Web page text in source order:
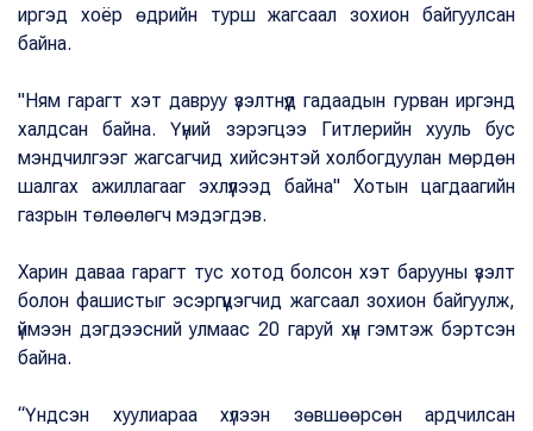
иргэд хоёр өдрийн турш жагсаал зохион байгуулсан
байна.
"Ням гарагт хэт давруу үзэлтнүүд гадаадын гурван иргэнд
халдсан байна. Үүний зэрэгцээ Гитлерийн хууль бус
мэндчилгээг жагсагчид хийсэнтэй холбогдуулан мөрдөн
шалгах ажиллагааг эхлүүлээд байна" Хотын цагдаагийн
газрын төлөөлөгч мэдэгдэв.
Харин даваа гарагт тус хотод болсон хэт барууны үзэлт
болон фашистыг эсэргүүцэгчид жагсаал зохион байгуулж,
үймээн дэгдээсний улмаас 20 гаруй хүн гэмтэж бэртсэн
байна.
“Үндсэн хуулиараа хүлээн зөвшөөрсөн ардчилсан